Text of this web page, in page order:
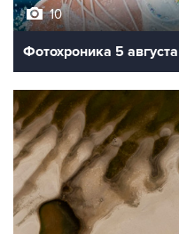
Фотохроника 5 августа